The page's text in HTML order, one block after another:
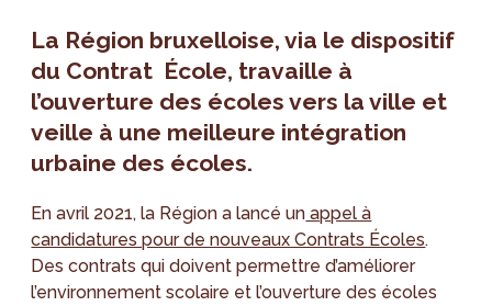
La Région bruxelloise, via le dispositif
du Contrat École, travaille à
l’ouverture des écoles vers la ville et
veille à une meilleure intégration
urbaine des écoles.
En avril 2021, la Région a lancé un appel à
candidatures pour de nouveaux Contrats Écoles.
Des contrats qui doivent permettre d’améliorer
l’environnement scolaire et l’ouverture des écoles